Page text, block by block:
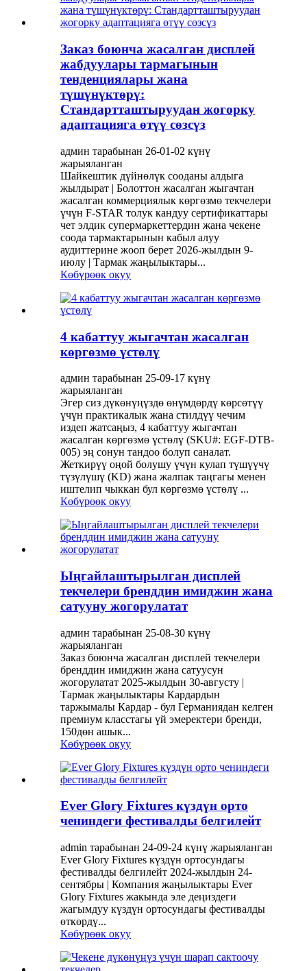
Заказ боюнча жасалган дисплей
жабдуулары тармагынын
тенденциялары жана
түшүнүктөрү:
Стандартташтыруудан жогорку
адаптацияга өтүү сөзсүз
админ тарабынан 26-01-02 күнү
жарыяланган
Шайкештик дүйнөлүк сооданы алдыга
жылдырат | Болоттон жасалган жыгачтан
жасалган коммерциялык көргөзмө текчелери
үчүн F-STAR толук кандуу сертификаттары
чет элдик супермаркеттердин жана чекене
соода тармактарынын кабыл алуу
аудиттерине жооп берет 2026-жылдын 9-
июлу | Тармак жаңылыктары...
Көбүрөөк окуу
4 кабаттуу жыгачтан жасалган
көргөзмө үстөлү
админ тарабынан 25-09-17 күнү
жарыяланган
Эгер сиз дүкөнүңүздө өнүмдөрдү көрсөтүү
үчүн практикалык жана стилдүү чечим
издеп жатсаңыз, 4 кабаттуу жыгачтан
жасалган көргөзмө үстөлү (SKU#: EGF-DTB-
005) эң сонун тандоо болуп саналат.
Жеткирүү оңой болушу үчүн кулап түшүүчү
түзүлүшү (KD) жана жалпак таңгагы менен
иштелип чыккан бул көргөзмө үстөлү ...
Көбүрөөк окуу
Ыңгайлаштырылган дисплей
текчелери бренддин имиджин жана
сатууну жогорулатат
админ тарабынан 25-08-30 күнү
жарыяланган
Заказ боюнча жасалган дисплей текчелери
бренддин имиджин жана сатуусун
жогорулатат 2025-жылдын 30-августу |
Тармак жаңылыктары Кардардын
таржымалы Кардар - бул Германиядан келген
премиум класстагы үй эмеректери бренди,
150дөн ашык...
Көбүрөөк окуу
Ever Glory Fixtures күздүн орто
чениндеги фестивалды белгилейт
admin тарабынан 24-09-24 күнү жарыяланган
Ever Glory Fixtures күздүн ортосундагы
фестивалды белгилейт 2024-жылдын 24-
сентябры | Компания жаңылыктары Ever
Glory Fixtures жакында эле деңиздеги
жагымдуу күздүн ортосундагы фестивалды
өткөрдү...
Көбүрөөк окуу